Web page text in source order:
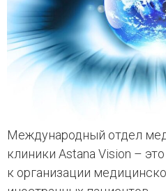
Международный отдел
клиники Astana Vision –
к организации